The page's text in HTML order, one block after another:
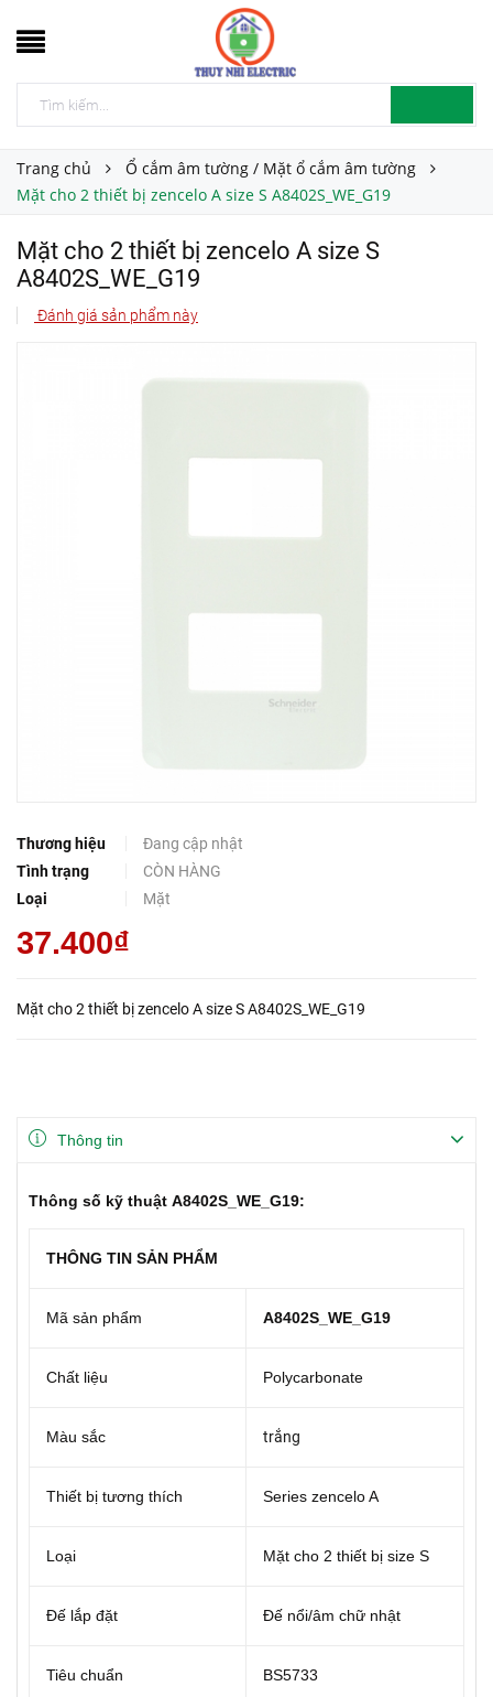
Trang chủ
Ổ cắm âm tường / Mặt ổ cắm âm tường
Mặt cho 2 thiết bị zencelo A size S A8402S_WE_G19
Mặt cho 2 thiết bị zencelo A size S
A8402S_WE_G19
Đánh giá sản phẩm này
Thương hiệu
Đang cập nhật
Tình trạng
CÒN HÀNG
Loại
Mặt
37.400₫
Mặt cho 2 thiết bị zencelo A size S A8402S_WE_G19
Thông tin
Thông số kỹ thuật A8402S_WE_G19:
THÔNG TIN SẢN PHẨM
Mã sản phẩm A8402S_WE_G19
Chất liệu Polycarbonate
Màu sắc trắng
Thiết bị tương thích Series zencelo A
Loại Mặt cho 2 thiết bị size S
Đế lắp đặt Đế nổi/âm chữ nhật
Tiêu chuẩn BS5733